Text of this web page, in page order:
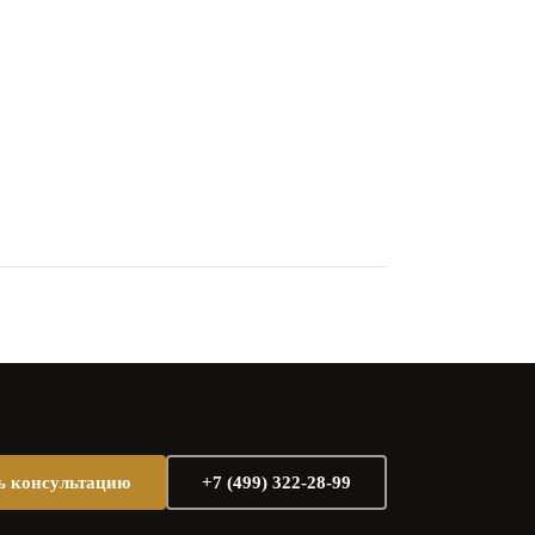
консультацию +7 (499) 322-28-99